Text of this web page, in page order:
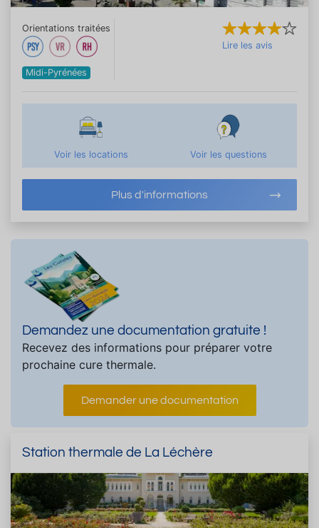
Orientations traitées
Midi-Pyrénées
Lire les avis
Voir les locations Voir les questions
Plus d'informations
Demandez une documentation gratuite !
Recevez des informations pour préparer votre
prochaine cure thermale.
Demander une documentation
Station thermale de La Léchère